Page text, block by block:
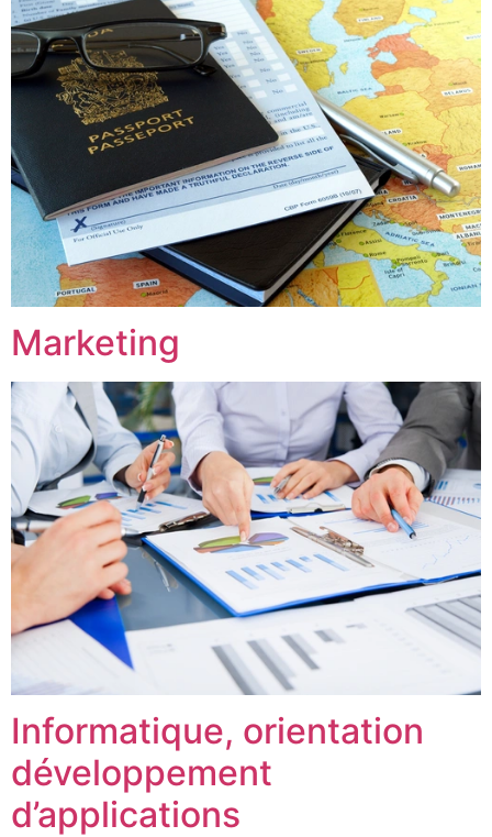
Marketing
Informatique, orientation
développement
d’applications